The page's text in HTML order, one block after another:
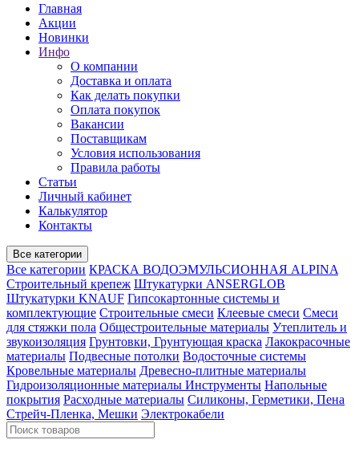
Главная
Акции
Новинки
Инфо
О компании
Доставка и оплата
Как делать покупки
Оплата покупок
Вакансии
Поставщикам
Условия использования
Правила работы
Статьи
Личный кабинет
Калькулятор
Контакты
Все категории
Все категории КРАСКА ВОДОЭМУЛЬСИОННАЯ ALPINA
Строительный крепеж Штукатурки ANSERGLOB
Штукатурки KNAUF Гипсокартонные системы и
комплектующие Строительные смеси Клеевые смеси Смеси
для стяжки пола Общестроительные материалы Утеплитель и
звукоизоляция Грунтовки, Грунтующая краска Лакокрасочные
материалы Подвесные потолки Водосточные системы
Кровельные материалы Древесно-плитные материалы
Гидроизоляционные материалы Инструменты Напольные
покрытия Расходные материалы Силиконы, Герметики, Пена
Стрейч-Пленка, Мешки Электрокабели